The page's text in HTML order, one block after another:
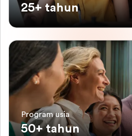
25+ tahun
Program usia
50+ tahun